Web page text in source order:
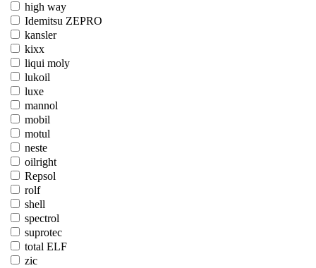
high way
Idemitsu ZEPRO
kansler
kixx
liqui moly
lukoil
luxe
mannol
mobil
motul
neste
oilright
Repsol
rolf
shell
spectrol
suprotec
total ELF
zic